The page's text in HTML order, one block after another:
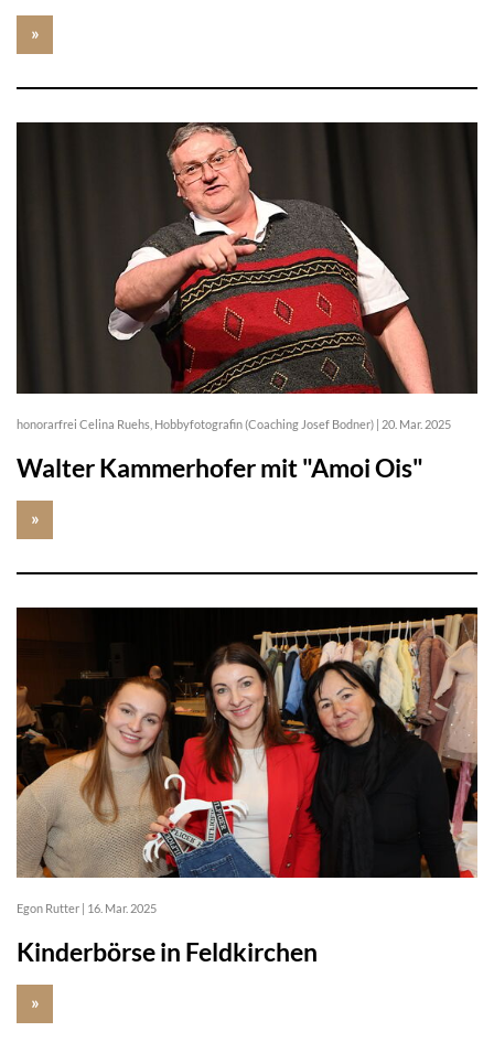
»
honorarfrei Celina Ruehs, Hobbyfotografin (Coaching Josef Bodner) | 20. Mar. 2025
Walter Kammerhofer mit "Amoi Ois"
»
Egon Rutter 16. Mar. 2025
Kinderbörse in Feldkirchen
»